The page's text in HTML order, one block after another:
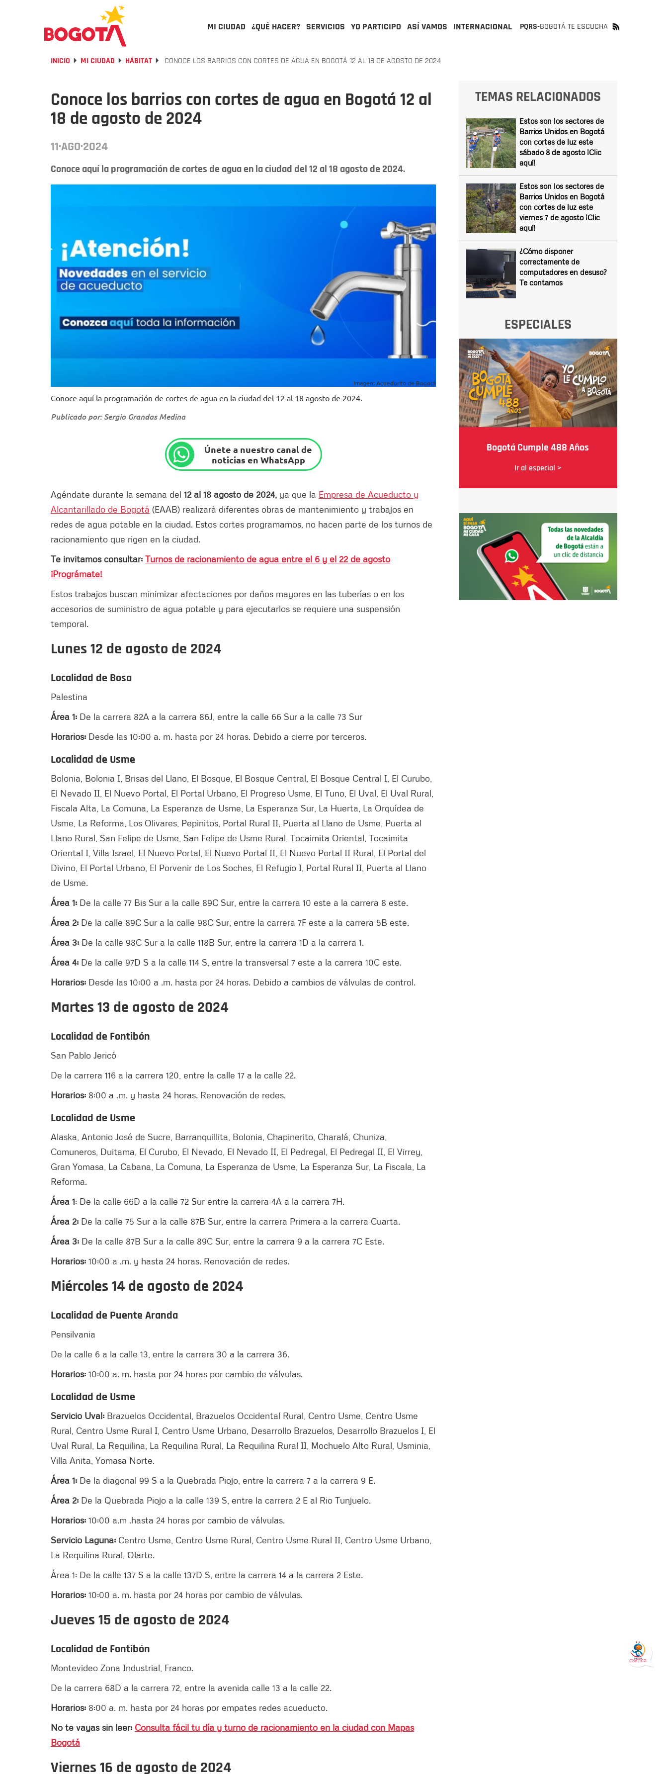
MI CIUDAD ¿QUÉ HACER? SERVICIOS YO PARTICIPO ASÍ VAMOS INTERNACIONAL PQRS-BOGOTÁ TE ESCUCHA
INICIO MI CIUDAD HÁBITAT CONOCE LOS BARRIOS CON CORTES DE AGUA EN BOGOTÁ 12 AL 18 DE AGOSTO DE 2024
Conoce los barrios con cortes de agua en Bogotá 12 al
18 de agosto de 2024
11·AGO·2024
Conoce aquí la programación de cortes de agua en la ciudad del 12 al 18 agosto de 2024.
Imagen: Acueducto de Bogotá
Conoce aquí la programación de cortes de agua en la ciudad del 12 al 18 agosto de 2024.
Publicado por: Sergio Grandas Medina
Únete a nuestro canal de
noticias en WhatsApp
Agéndate durante la semana del 12 al 18 agosto de 2024, ya que la Empresa de Acueducto y
Alcantarillado de Bogotá (EAAB) realizará diferentes obras de mantenimiento y trabajos en
redes de agua potable en la ciudad. Estos cortes programamos, no hacen parte de los turnos de
racionamiento que rigen en la ciudad.
Te invitamos consultar: Turnos de racionamiento de agua entre el 6 y el 22 de agosto
¡Prográmate!
Estos trabajos buscan minimizar afectaciones por daños mayores en las tuberías o en los
accesorios de suministro de agua potable y para ejecutarlos se requiere una suspensión
temporal.
Lunes 12 de agosto de 2024
Localidad de Bosa
Palestina
Área 1: De la carrera 82A a la carrera 86J, entre la calle 66 Sur a la calle 73 Sur
Horarios: Desde las 10:00 a. m. hasta por 24 horas. Debido a cierre por terceros.
Localidad de Usme
Bolonia, Bolonia I, Brisas del Llano, El Bosque, El Bosque Central, El Bosque Central I, El Curubo,
El Nevado II, El Nuevo Portal, El Portal Urbano, El Progreso Usme, El Tuno, El Uval, El Uval Rural,
Fiscala Alta, La Comuna, La Esperanza de Usme, La Esperanza Sur, La Huerta, La Orquídea de
Usme, La Reforma, Los Olivares, Pepinitos, Portal Rural II, Puerta al Llano de Usme, Puerta al
Llano Rural, San Felipe de Usme, San Felipe de Usme Rural, Tocaimita Oriental, Tocaimita
Oriental I, Villa Israel, El Nuevo Portal, El Nuevo Portal II, El Nuevo Portal II Rural, El Portal del
Divino, El Portal Urbano, El Porvenir de Los Soches, El Refugio I, Portal Rural II, Puerta al Llano
de Usme.
Área 1: De la calle 77 Bis Sur a la calle 89C Sur, entre la carrera 10 este a la carrera 8 este.
Área 2: De la calle 89C Sur a la calle 98C Sur, entre la carrera 7F este a la carrera 5B este.
Área 3: De la calle 98C Sur a la calle 118B Sur, entre la carrera 1D a la carrera 1.
Área 4: De la calle 97D S a la calle 114 S, entre la transversal 7 este a la carrera 10C este.
Horarios: Desde las 10:00 a .m. hasta por 24 horas. Debido a cambios de válvulas de control.
Martes 13 de agosto de 2024
Localidad de Fontibón
San Pablo Jericó
De la carrera 116 a la carrera 120, entre la calle 17 a la calle 22.
Horarios: 8:00 a .m. y hasta 24 horas. Renovación de redes.
Localidad de Usme
Alaska, Antonio José de Sucre, Barranquillita, Bolonia, Chapinerito, Charalá, Chuniza,
Comuneros, Duitama, El Curubo, El Nevado, El Nevado II, El Pedregal, El Pedregal II, El Virrey,
Gran Yomasa, La Cabana, La Comuna, La Esperanza de Usme, La Esperanza Sur, La Fiscala, La
Reforma.
Área 1: De la calle 66D a la calle 72 Sur entre la carrera 4A a la carrera 7H.
Área 2: De la calle 75 Sur a la calle 87B Sur, entre la carrera Primera a la carrera Cuarta.
Área 3: De la calle 87B Sur a la calle 89C Sur, entre la carrera 9 a la carrera 7C Este.
Horarios: 10:00 a .m. y hasta 24 horas. Renovación de redes.
Miércoles 14 de agosto de 2024
Localidad de Puente Aranda
Pensilvania
De la calle 6 a la calle 13, entre la carrera 30 a la carrera 36.
Horarios: 10:00 a. m. hasta por 24 horas por cambio de válvulas.
Localidad de Usme
Servicio Uval: Brazuelos Occidental, Brazuelos Occidental Rural, Centro Usme, Centro Usme
Rural, Centro Usme Rural I, Centro Usme Urbano, Desarrollo Brazuelos, Desarrollo Brazuelos I, El
Uval Rural, La Requilina, La Requilina Rural, La Requilina Rural II, Mochuelo Alto Rural, Usminia,
Villa Anita, Yomasa Norte.
Área 1: De la diagonal 99 S a la Quebrada Piojo, entre la carrera 7 a la carrera 9 E.
Área 2: De la Quebrada Piojo a la calle 139 S, entre la carrera 2 E al Rio Tunjuelo.
Horarios: 10:00 a.m .hasta 24 horas por cambio de válvulas.
Servicio Laguna: Centro Usme, Centro Usme Rural, Centro Usme Rural II, Centro Usme Urbano,
La Requilina Rural, Olarte.
Área 1: De la calle 137 S a la calle 137D S, entre la carrera 14 a la carrera 2 Este.
Horarios: 10:00 a. m. hasta por 24 horas por cambio de válvulas.
Jueves 15 de agosto de 2024
Localidad de Fontibón
Montevideo Zona Industrial, Franco.
De la carrera 68D a la carrera 72, entre la avenida calle 13 a la calle 22.
Horarios: 8:00 a. m. hasta por 24 horas por empates redes acueducto.
No te vayas sin leer: Consulta fácil tu día y turno de racionamiento en la ciudad con Mapas
Bogotá
Viernes 16 de agosto de 2024
TEMAS RELACIONADOS
Estos son los sectores de
Barrios Unidos en Bogotá
con cortes de luz este
sábado 8 de agosto ¡Clic
aquí!
Estos son los sectores de
Barrios Unidos en Bogotá
con cortes de luz este
viernes 7 de agosto ¡Clic
aquí!
¿Cómo disponer
correctamente de
computadores en desuso?
Te contamos
ESPECIALES
Bogotá Cumple 488 Años
Ir al especial >